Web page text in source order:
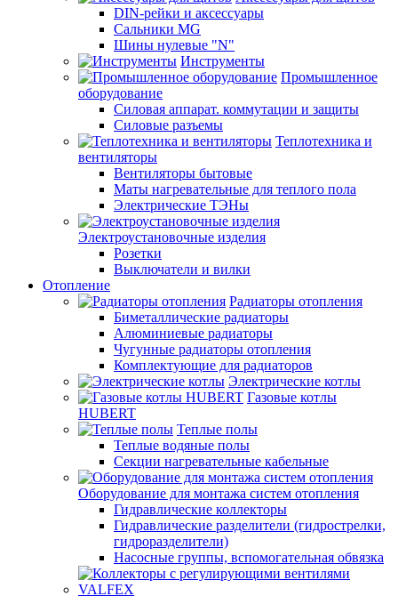
DIN-рейки и аксессуары
Сальники MG
Шины нулевые "N"
Инструменты
Промышленное
оборудование
Силовая аппарат. коммутации и защиты
Силовые разъемы
Теплотехника и
вентиляторы
Вентиляторы бытовые
Маты нагревательные для теплого пола
Электрические ТЭНы
Электроустановочные изделия
Розетки
Выключатели и вилки
Отопление
Радиаторы отопления
Биметаллические радиаторы
Алюминиевые радиаторы
Чугунные радиаторы отопления
Комплектующие для радиаторов
Электрические котлы
Газовые котлы
HUBERT
Теплые полы
Теплые водяные полы
Секции нагревательные кабельные
Оборудование для монтажа систем отопления
Гидравлические коллекторы
Гидравлические разделители (гидрострелки,
гидроразделители)
Насосные группы, вспомогательная обвязка